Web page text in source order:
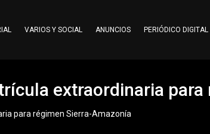
VARIOS Y SOCIAL ANUNCIOS PERIÓDICO DIGITAL
extraordinaria
para régimen Sierra-Amazonía